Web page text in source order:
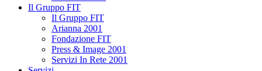
Il Gruppo FIT
Il Gruppo FIT
Arianna 2001
Fondazione FIT
Press & Image 2001
Servizi In Rete 2001